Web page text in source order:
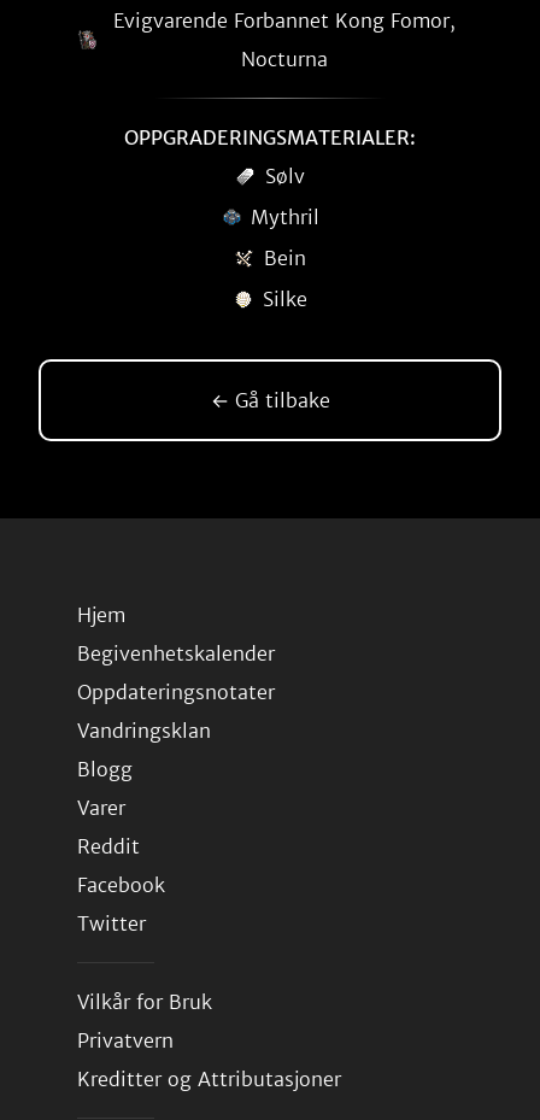
Evigvarende Forbannet Kong Fomor,
Nocturna
OPPGRADERINGSMATERIALER:
Sølv
Mythril
Bein
Silke
← Gå tilbake
Hjem
Begivenhetskalender
Oppdateringsnotater
Vandringsklan
Blogg
Varer
Reddit
Facebook
Twitter
Vilkår for Bruk
Privatvern
Kreditter og Attributasjoner